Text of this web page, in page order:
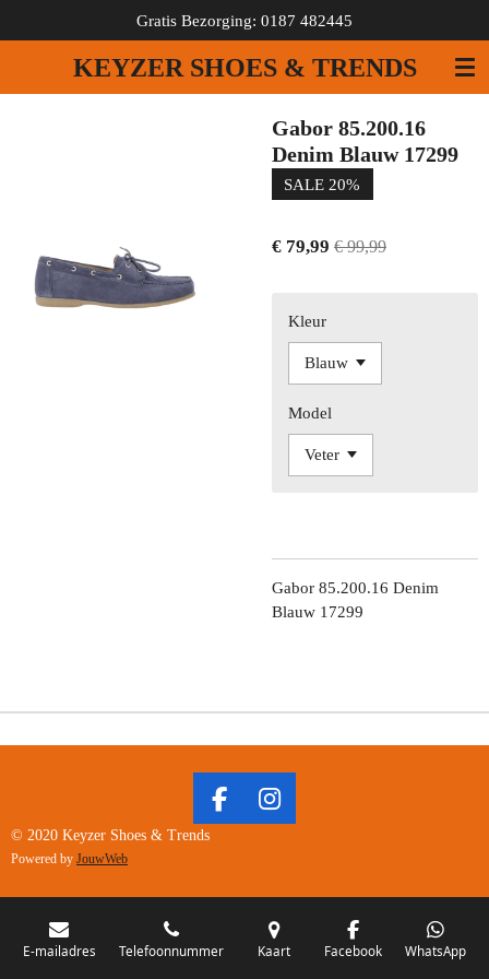
direct
de
KEYZER SHOES & TRENDS
Gratis Bezorging: 0187 482445
Gabor 85.200.16
Denim Blauw 17299
SALE 20%
€ 79,99 € 99,99
Kleur
Model
Gabor 85.200.16 Denim
Blauw 17299
F
B
O
I
A
G
R
© 2020 Keyzer Shoes & Trends
Powered by JouwWeb
E-mailadres Telefoonnummer Kaart Facebook WhatsApp